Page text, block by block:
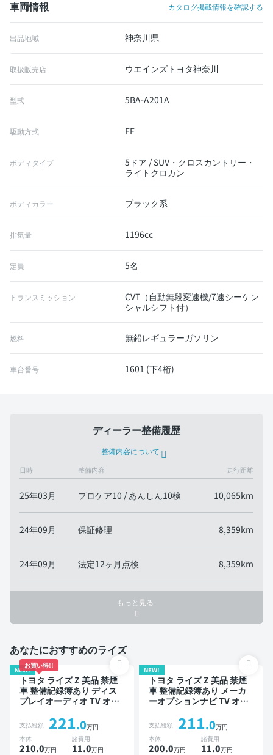
車両情報 カタログ掲載情報を確認する
出品地域 神奈川県
取扱販売店 ウエインズトヨタ神奈川
型式 5BA-A201A
駆動方式 FF
ボディタイプ
5ドア / SUV・クロスカントリー・
ライトクロカン
ボディカラー ブラック系
排気量 1196cc
定員 5名
トランスミッション
CVT（自動無段変速機/7速シーケン
シャルシフト付）
燃料 無鉛レギュラーガソリン
車台番号 1601 (下4桁)
ディーラー整備履歴
整備内容について
日時 整備内容 走行距離
25年03月 プロケア10 / あんしん10検 10,065km
24年09月 保証修理 8,359km
24年09月 法定12ヶ月点検 8,359km
もっと見る
あなたにおすすめのライズ
NEW!
お買い得!!
トヨタ ライズ Z 美品 禁煙
車 整備記録簿あり ディス
プレイオーディオ TV オー
ETC バックモニター ドラ
イブレコーダー 衝突軽減
支払総額 221.0万円
本体
210.0万円
諸費用
11.0万円
NEW!
トヨタ ライズ Z 美品 禁煙
車 整備記録簿あり メーカ
ーオプションナビ TV オー
ETC バックモニター 全方
位カメラ フルエアロ 衝突
軽減
支払総額 211.0万円
本体
200.0万円
諸費用
11.0万円